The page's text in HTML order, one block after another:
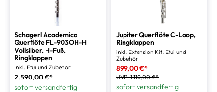
Schagerl Academica
Querflöte FL-903OH-H
Vollsilber, H-Fuß,
Ringklappen
inkl. Etui und Zubehör
2.590,00 €*
sofort versandfertig
Jupiter Querflöte C-Loop,
Ringklappen
inkl. Extension Kit, Etui und
Zubehör
899,00 €*
UVP:1.110,00 €*
sofort versandfertig